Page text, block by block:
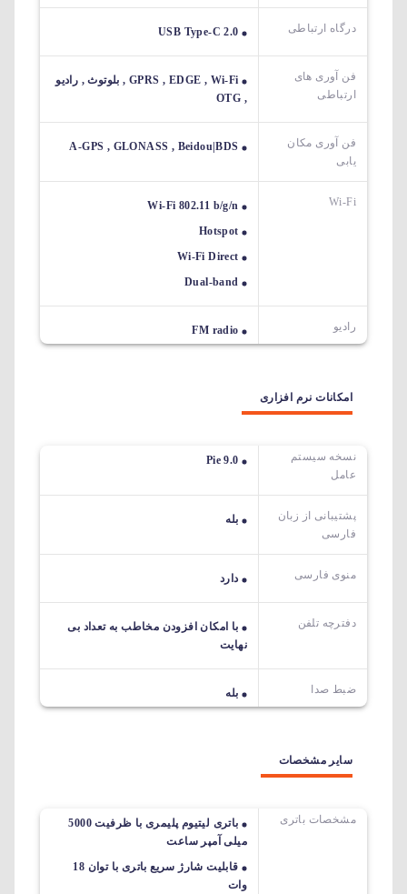
درگاه ارتباطی USB Type-C 2.0
فن آوری های
ارتباطی
GPRS , EDGE , Wi-Fi , بلوتوث , رادیو
, OTG
فن آوری مکان
یابی
A-GPS , GLONASS , Beidou|BDS
Wi-Fi
Wi-Fi 802.11 b/g/n
Hotspot
Wi-Fi Direct
Dual-band
رادیو FM radio
امکانات نرم افزاری
نسخه سیستم
عامل
Pie 9.0
پشتیبانی از زبان
فارسی
بله
منوی فارسی دارد
دفترچه تلفن
با امکان افزودن مخاطب به تعداد بی
نهایت
ضبط صدا بله
سایر مشخصات
مشخصات باتری
باتری لیتیوم پلیمری با ظرفیت 5000
میلی آمپر ساعت
قابلیت شارژ سریع باتری با توان 18
وات